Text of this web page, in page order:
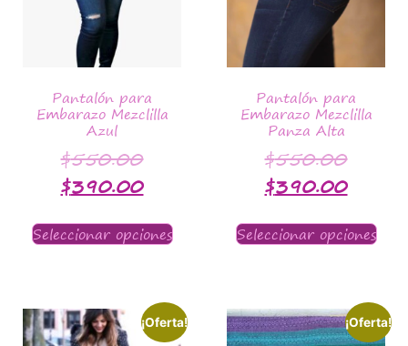
Pantalón para
Embarazo Mezclilla
Azul
$550.00
$390.00
Seleccionar opciones
Pantalón para
Embarazo Mezclilla
Panza Alta
$550.00
$390.00
Seleccionar opciones
¡Oferta! ¡Oferta!